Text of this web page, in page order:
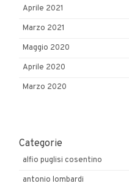
Aprile 2021
Marzo 2021
Maggio 2020
Aprile 2020
Marzo 2020
Categorie
alfio puglisi cosentino
antonio lombardi